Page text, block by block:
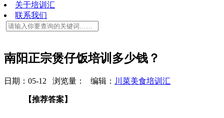
关于培训汇
联系我们
南阳正宗煲仔饭培训多少钱？
日期：05-12 浏览量： 编辑： 川菜美食培训汇
【推荐答案】